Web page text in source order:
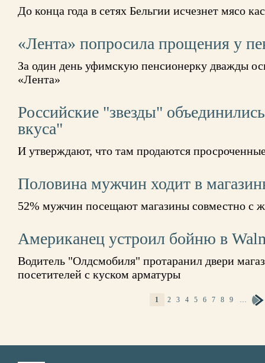
До конца года в сетях Бельгии исчезнет мясо
«Лента» попросила прощения у
За один день уфимскую пенсионерку дважды
«Лента»
Российские "звезды"
вкуса"
И утверждают, что там продаются
Половина мужчин ходит в
52% мужчин посещают магазины совместно с
Американец устроил бойню в
Водитель "Олдсмобиля" протаранил двери
посетителей с куском арматуры
1 2 3 4 5 6 7 8 9 …